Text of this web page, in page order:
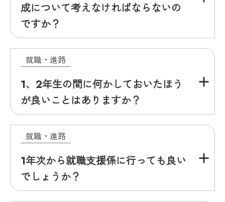
成について考えなければならないの
ですか？
就職・進路
1、2年生の間に何かしておいたほう
が良いことはありますか？
就職・進路
1年次から就職支援係に行っても良い
でしょうか？